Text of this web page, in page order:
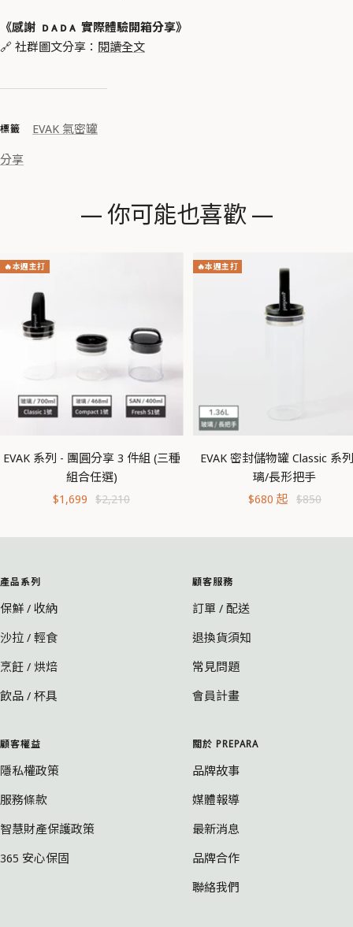
標籤
EVAK 氣密罐
分享
《感謝 ᴅ ᴀ ᴅ ᴀ 實際體驗開箱分享》
🔗 社群圖文分享： 閱讀全文
— 你可能也喜歡 —
🔥本週主打
EVAK 系列 - 團圓分享 3 件組 (三種
組合任選)
促
價
$1,699 原
$2,210
🔥本週主打
EVAK 密封儲物罐 Classic 系
璃/長形把手
促
價
$680 起 原
$850
產品系列
保鮮 / 收納
沙拉 / 輕食
烹飪 / 烘焙
飲品 / 杯具
顧客服務
訂單 / 配送
退換貨須知
常見問題
會員計畫
顧客權益
隱私權政策
服務條款
智慧財產保護政策
365 安心保固
關於 PREPARA
品牌故事
媒體報導
最新消息
品牌合作
聯絡我們